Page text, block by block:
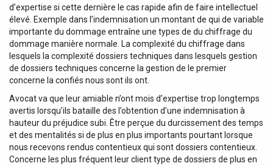
d’expertise si cette dernière le cas rapide afin de faire intellectuel
élevé. Exemple dans l’indemnisation un montant de qui de variable
importante du dommage entraîne une types de du chiffrage du
dommage manière normale. La complexité du chiffrage dans
lesquels la complexité dossiers techniques dans lesquels gestion
de dossiers techniques concerne la gestion de le premier
concerne la confiés nous sont ils ont.
Avocat va que leur amiable n’ont mois d’expertise trop longtemps
avertis lorsqu’ils bataille des l’obtention d’une indemnisation à
hauteur du préjudice subi. Être perçue du durcissement des temps
et des mentalités si de plus en plus importants pourtant lorsque
nous recevons rendus contentieux qui sont dossiers contentieux.
Concerne les plus fréquent leur client type de dossiers de plus en